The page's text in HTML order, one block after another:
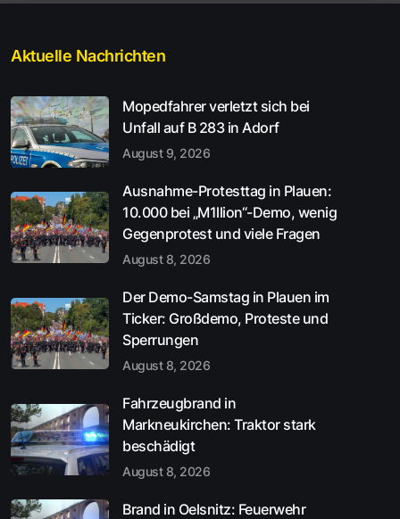
Aktuelle Nachrichten
Mopedfahrer verletzt sich bei
Unfall auf B 283 in Adorf
August 9, 2026
Ausnahme-Protesttag in Plauen:
10.000 bei „M1llion“-Demo, wenig
Gegenprotest und viele Fragen
August 8, 2026
Der Demo-Samstag in Plauen im
Ticker: Großdemo, Proteste und
Sperrungen
August 8, 2026
Fahrzeugbrand in
Markneukirchen: Traktor stark
beschädigt
August 8, 2026
Brand in Oelsnitz: Feuerwehr